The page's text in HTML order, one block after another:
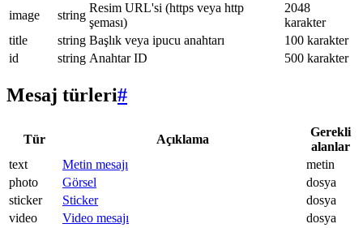
image
string
Resim URL'si (https veya http
şeması)
2048
karakter
title
string Başlık veya ipucu anahtarı
100 karakter
id
string Anahtar ID 500 karakter
Mesaj türleri#
Tür Açıklama
Gerekli
alanlar
text
Metin mesajı
metin
photo
Görsel
dosya
sticker
Sticker
dosya
video
Video mesajı
dosya